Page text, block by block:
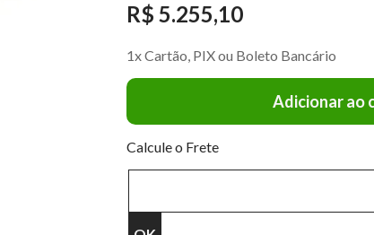
R$ 5.255,10
1x Cartão, PIX ou Boleto Bancário
Adicionar ao
Calcule o Frete